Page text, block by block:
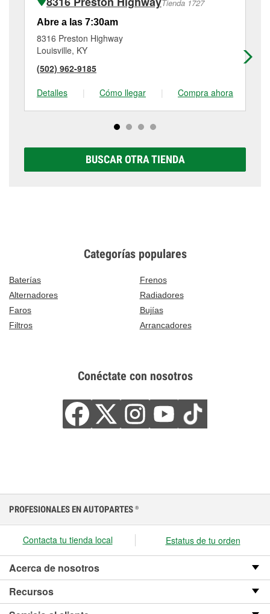
Tienda 1727
Abre a las 7:30am
8316 Preston Highway
Louisville, KY
(502) 962-9185
Detalles
| Cómo llegar | Compra ahora
BUSCAR OTRA TIENDA
Categorías populares
Baterías
Frenos
Alternadores
Radiadores
Faros
Bujías
Filtros
Arrancadores
Conéctate con nosotros
PROFESIONALES EN AUTOPARTES ®
Contacta tu tienda local Estatus de tu orden
Acerca de nosotros
Recursos